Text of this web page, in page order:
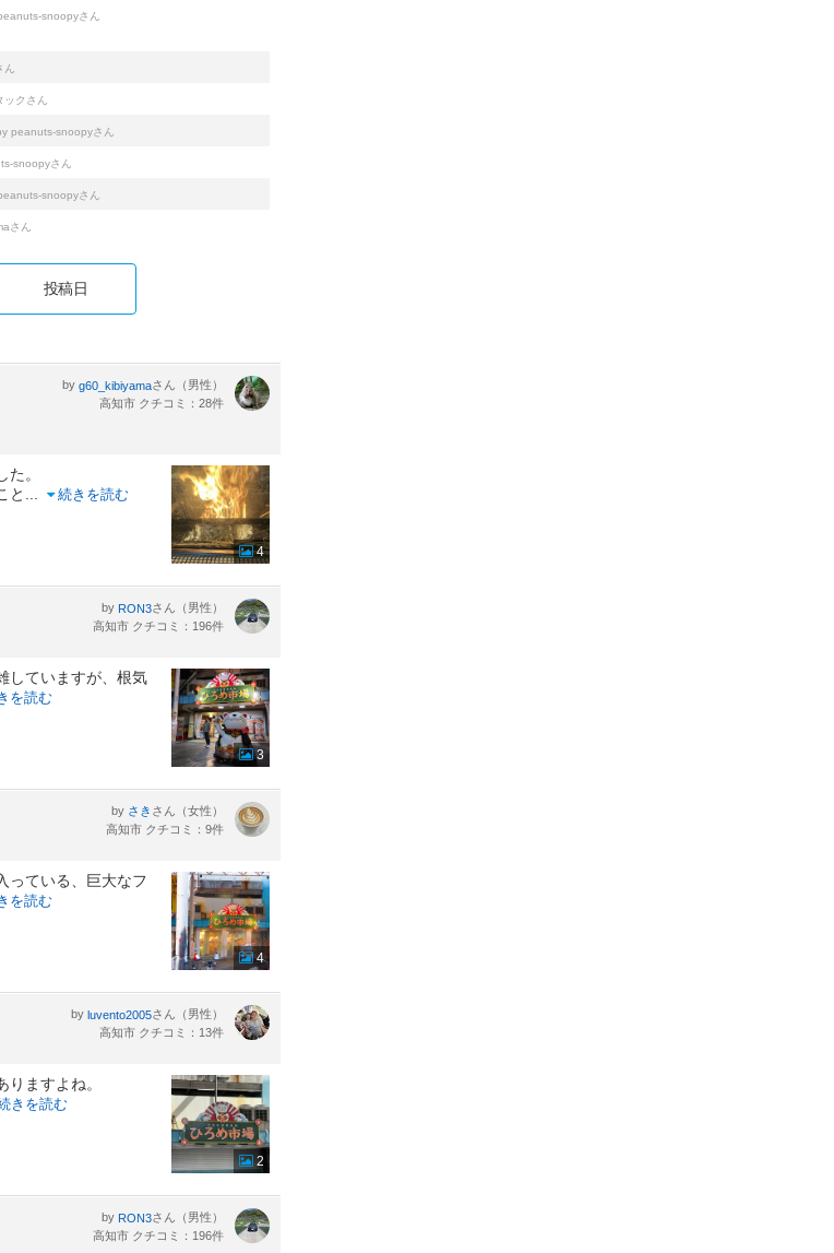
snoopyさん
ん
ック さん
peanuts-snoopyさん
snoopyさん
snoopyさん
さん
投稿日
by g60_kibiyamaさん（男性）
高知市 クチコミ：28件
。
と
続きを読む
4
by RON3さん（男性）
高知市 クチコミ：196件
していますが、根気
を読む
3
by さき さん（女性）
高知市 クチコミ：9件
っている、巨大なフ
を読む
4
by luvento2005さん（男性）
高知市 クチコミ：13件
ますよね。
きを読む
2
by RON3さん（男性）
高知市 クチコミ：196件